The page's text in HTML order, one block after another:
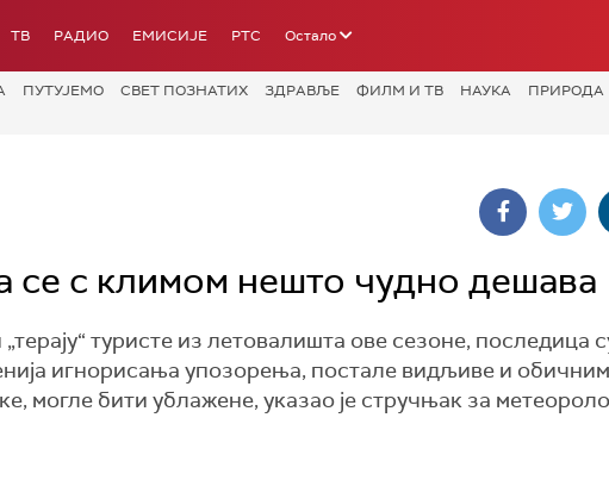
ТВ РАДИО ЕМИСИЈЕ РТС Остало
ПУТУЈЕМО СВЕТ ПОЗНАТИХ ЗДРАВЉЕ ФИЛМ И ТВ НАУКА
ПРИРОДА
се с климом нешто чудно дешава
туристе из летовалишта ове сезоне, последица
игнорисања упозорења, постале видљиве и
могле бити ублажене, указао је стручњак за